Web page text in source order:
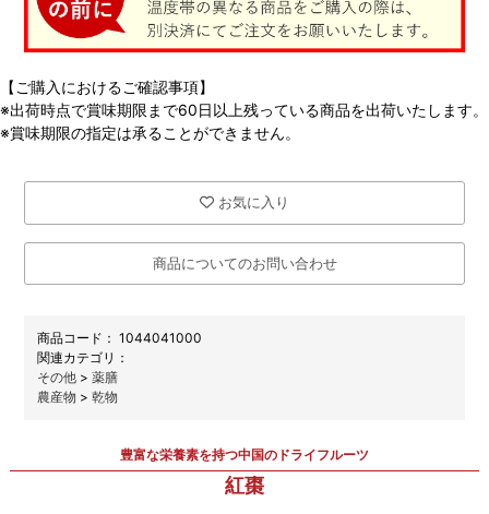
【ご購入におけるご確認事項】
※出荷時点で賞味期限まで60日以上残っている商品を出荷いたします。
※賞味期限の指定は承ることができません。
お気に入り
商品についてのお問い合わせ
商品コード： 1044041000
関連カテゴリ：
その他 >薬膳
農産物 >乾物
豊富な栄養素を持つ中国のドライフルーツ
紅棗